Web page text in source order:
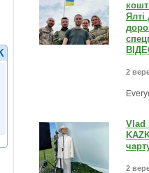
Ялті
2
Vlad
2